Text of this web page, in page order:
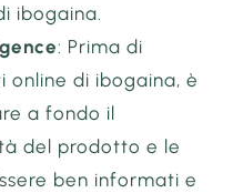
ibogaina.
: Prima di
di ibogaina, è
a fondo il
del prodotto e le
ben informati e